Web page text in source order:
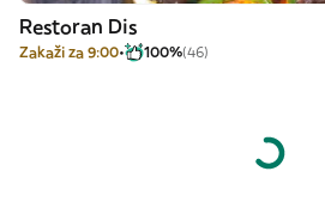
Restoran Dis
Zakaži za 9:00 100%(46)